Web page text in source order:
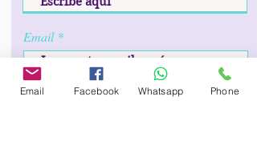
Email
Fecha de cumpleaños *r
Email Facebook Whatsapp Phone